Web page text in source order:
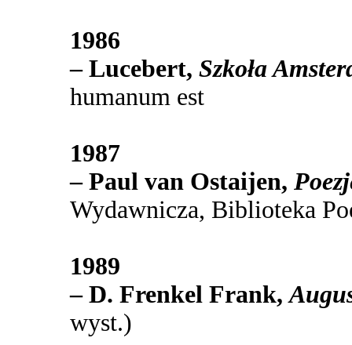
1986
– Lucebert, Szkoła
humanum est
1987
– Paul van Ostaijen,
Wydawnicza, Biblioteka
1989
– D. Frenkel Frank,
wyst.)